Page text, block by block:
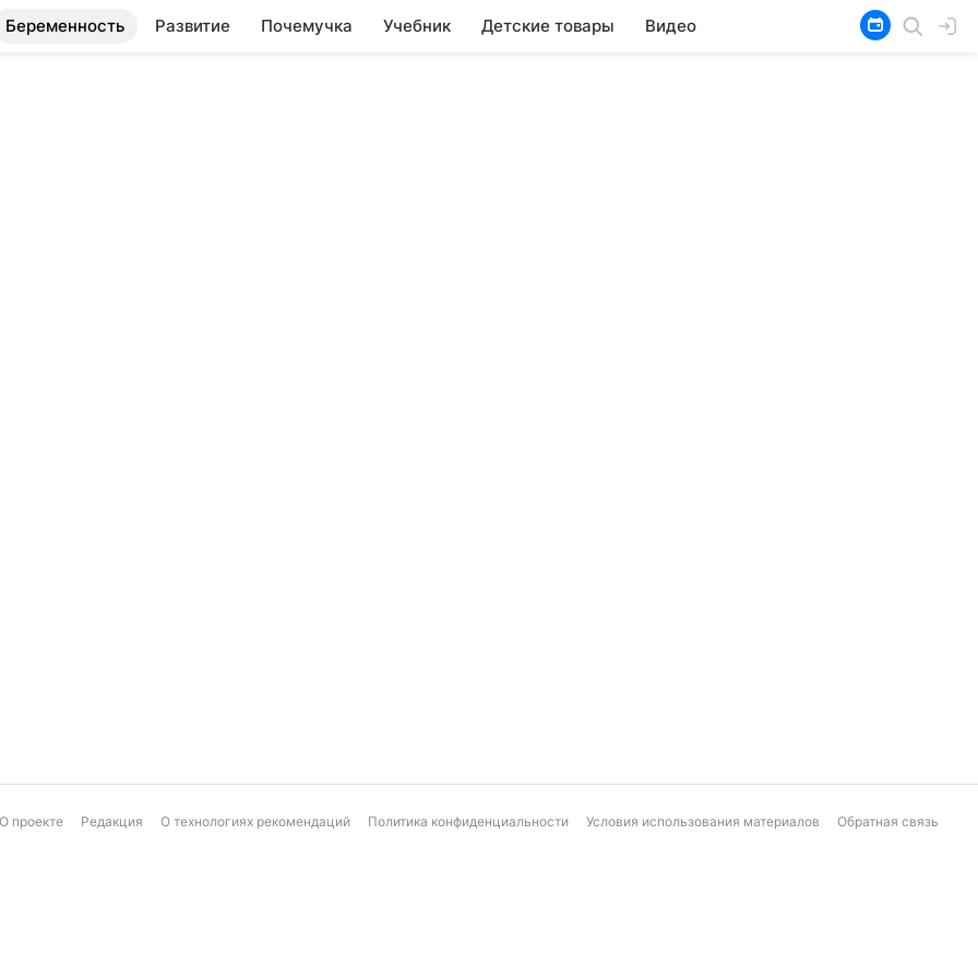
Беременность Развитие Почемучка Учебник Детские товары Видео
О проекте Редакция О технологиях рекомендаций Политика конфиденциальности Условия использования материалов Обратная связь